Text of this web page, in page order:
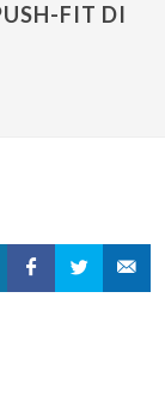
FIT DI